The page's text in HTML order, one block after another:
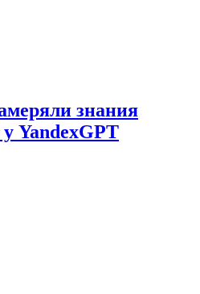
знания
YandexGPT